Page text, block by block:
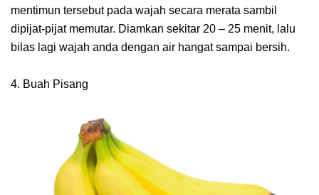
mentimun tersebut pada wajah secara merata sambil
dipijat-pijat memutar. Diamkan sekitar 20 – 25 menit, lalu
bilas lagi wajah anda dengan air hangat sampai bersih.
4. Buah Pisang